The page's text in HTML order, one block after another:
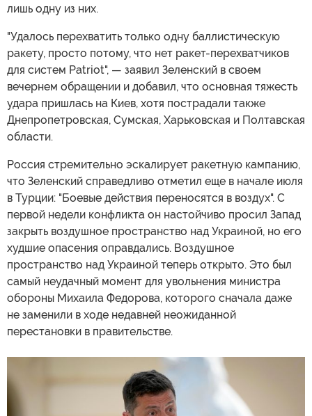
лишь одну из них.
"Удалось перехватить только одну баллистическую
ракету, просто потому, что нет ракет-перехватчиков
для систем Patriot", — заявил Зеленский в своем
вечернем обращении и добавил, что основная тяжесть
удара пришлась на Киев, хотя пострадали также
Днепропетровская, Сумская, Харьковская и Полтавская
области.
Россия стремительно эскалирует ракетную кампанию,
что Зеленский справедливо отметил еще в начале июля
в Турции: "Боевые действия переносятся в воздух". С
первой недели конфликта он настойчиво просил Запад
закрыть воздушное пространство над Украиной, но его
худшие опасения оправдались. Воздушное
пространство над Украиной теперь открыто. Это был
самый неудачный момент для увольнения министра
обороны Михаила Федорова, которого сначала даже
не заменили в ходе недавней неожиданной
перестановки в правительстве.